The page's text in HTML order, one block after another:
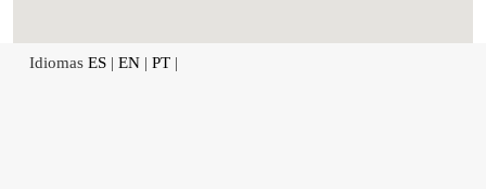
Idiomas ES | EN | PT |